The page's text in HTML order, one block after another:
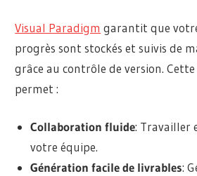
Visual Paradigm garantit que
progrès sont stockés et suivis de
grâce au contrôle de version.
permet :
Collaboration fluide: Travailler
votre équipe.
Génération facile de livrables: